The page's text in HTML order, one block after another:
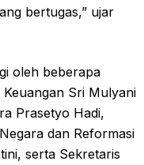
bertugas,” ujar
oleh beberapa
Sri Mulyani
Prasetyo Hadi,
dan Reformasi
serta Sekretaris